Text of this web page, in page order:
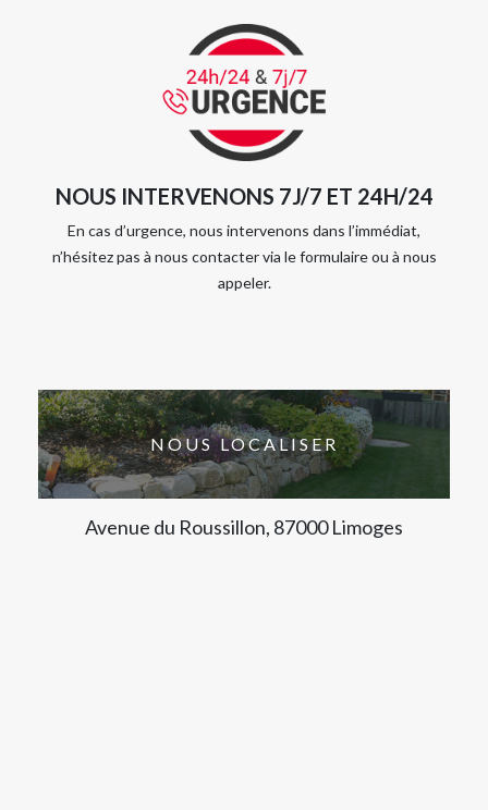
NOUS INTERVENONS 7J/7 ET 24H/24
En cas d’urgence, nous intervenons dans l’immédiat,
n’hésitez pas à nous contacter via le formulaire ou à nous
appeler.
NOUS LOCALISER
Avenue du Roussillon, 87000 Limoges